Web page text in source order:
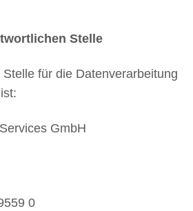
Stelle
für die Datenverarbeitung
GmbH
0